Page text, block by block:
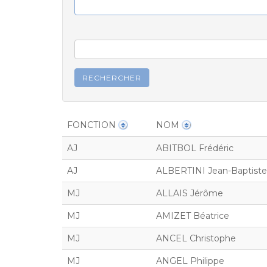
FONCTION NOM
AJ ABITBOL Frédéric
AJ ALBERTINI Jean-Baptiste
MJ ALLAIS Jérôme
MJ AMIZET Béatrice
MJ ANCEL Christophe
MJ ANGEL Philippe